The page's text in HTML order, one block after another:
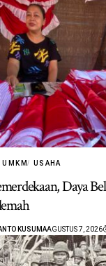
UMKM USAHA
Daya
KUSUMAAGUSTUS 7, 2026